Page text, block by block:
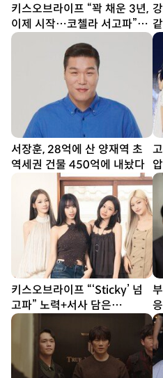
키스오브라이프 “꽉 채운 3년,
이제 시작…코첼라 서고파”
[DA인터뷰②]
서장훈, 28억에 산 양재역 초
역세권 건물 450억에 내놨다
키스오브라이프 “‘Sticky’ 넘
고파” 노력+서사 담은
‘SWEAT’ [DA인터뷰①]